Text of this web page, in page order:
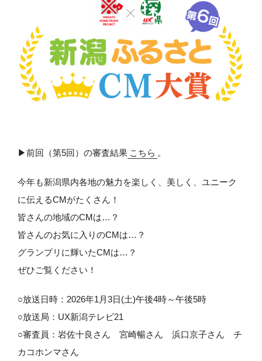
▶前回（第5回）の審査結果 こちら 。
今年も新潟県内各地の魅力を楽しく、美しく、ユニーク
に伝えるCMがたくさん！
皆さんの地域のCMは…？
皆さんのお気に入りのCMは…？
グランプリに輝いたCMは…？
ぜひご覧ください！
○放送日時：2026年1月3日(土)午後4時～午後5時
○放送局：UX新潟テレビ21
○審査員：岩佐十良さん 宮崎暢さん 浜口京子さん チ
カコホンマさん